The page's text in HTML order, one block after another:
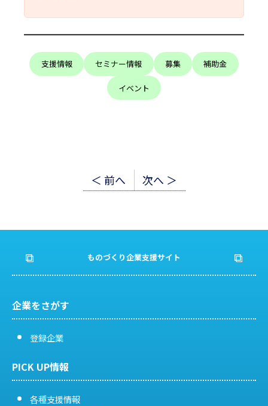
支援情報 セミナー情報 募集 補助金
イベント
ナ
ビ
ゲ
ー
シ
ョ
ン
＜ 前へ 次へ ＞
ものづくり企業支援サイト
企業をさがす
登録企業
PICK UP情報
各種支援情報